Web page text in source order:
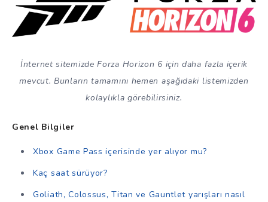
İnternet sitemizde Forza Horizon 6 için daha fazla içerik
mevcut. Bunların tamamını hemen aşağıdaki listemizden
kolaylıkla görebilirsiniz.
Genel Bilgiler
Xbox Game Pass içerisinde yer alıyor mu?
Kaç saat sürüyor?
Goliath, Colossus, Titan ve Gauntlet yarışları nasıl